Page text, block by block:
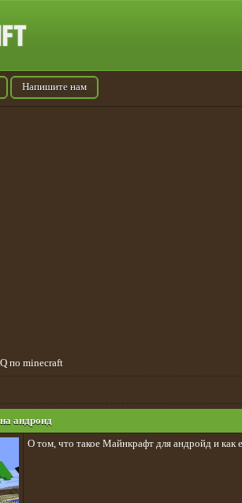
Напишите нам
по minecraft
андроид
О том, что такое Майнкрафт для андройд и как